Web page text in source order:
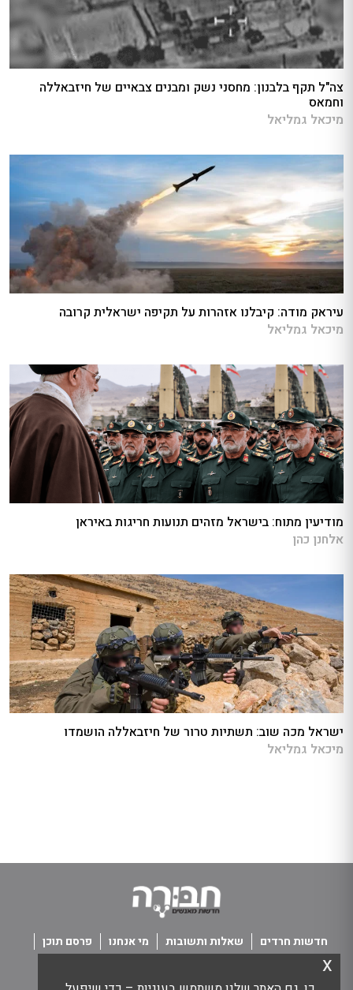
x
צה"ל תקף בלבנון: מחסני נשק ומבנים צבאיים של חיזבאללה
וחמאס
מיכאל גמליאל
עיראק מודה: קיבלנו אזהרות על תקיפה ישראלית קרובה
מיכאל גמליאל
מודיעין מתוח: בישראל מזהים תנועות חריגות באיראן
אלחנן כהן
ישראל מכה שוב: תשתיות טרור של חיזבאללה הושמדו
מיכאל גמליאל
חדשות חרדים שאלות ותשובות מי אנחנו
פרסם תוכן